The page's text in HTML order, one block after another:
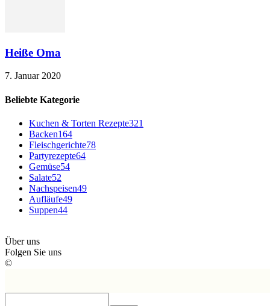
Heiße Oma
7. Januar 2020
Beliebte Kategorie
Kuchen & Torten Rezepte321
Backen164
Fleischgerichte78
Partyrezepte64
Gemüse54
Salate52
Nachspeisen49
Aufläufe49
Suppen44
Über uns
Folgen Sie uns
©